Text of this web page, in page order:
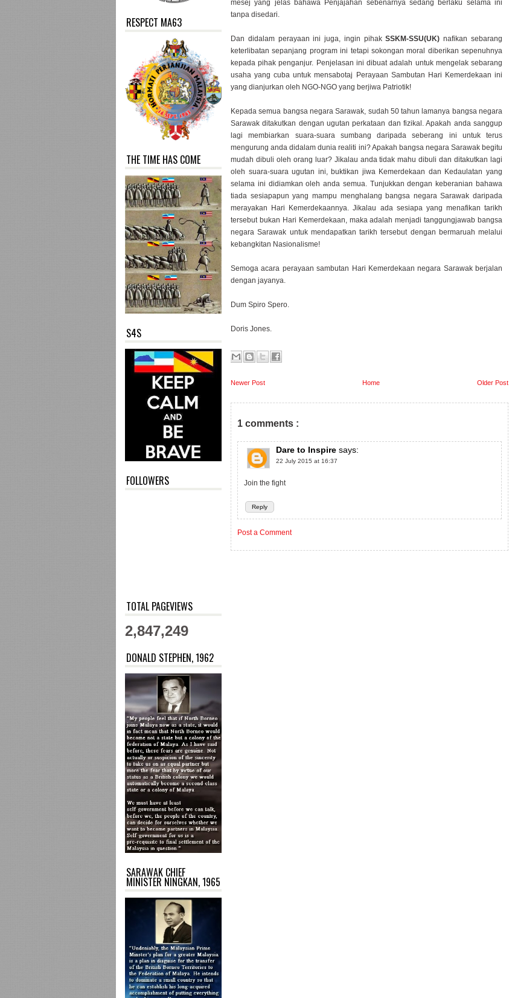
RESPECT MA63
THE TIME HAS COME
S4S
FOLLOWERS
TOTAL PAGEVIEWS
2,847,249
DONALD STEPHEN, 1962
SARAWAK CHIEF
MINISTER NINGKAN, 1965
mesej yang jelas bahawa Penjajahan sebenarnya sedang berlaku selama ini
tanpa disedari.
Dan didalam perayaan ini juga, ingin pihakSSKM-SSU(UK)nafikan sebarang
keterlibatan sepanjang program ini tetapi sokongan moral diberikan sepenuhnya
kepada pihak penganjur. Penjelasan ini dibuat adalah untuk mengelak sebarang
usaha yang cuba untuk mensabotaj Perayaan Sambutan Hari Kemerdekaan ini
yang dianjurkan oleh NGO-NGO yang berjiwa Patriotik!
Kepada semua bangsa negara Sarawak, sudah 50 tahun lamanya bangsa negara
Sarawak ditakutkan dengan ugutan perkataan dan fizikal. Apakah anda sanggup
lagi membiarkan suara-suara sumbang daripada seberang ini untuk terus
mengurung anda didalam dunia realiti ini? Apakah bangsa negara Sarawak begitu
mudah dibuli oleh orang luar? Jikalau anda tidak mahu dibuli dan ditakutkan lagi
oleh suara-suara ugutan ini, buktikan jiwa Kemerdekaan dan Kedaulatan yang
selama ini didiamkan oleh anda semua. Tunjukkan dengan keberanian bahawa
tiada sesiapapun yang mampu menghalang bangsa negara Sarawak daripada
merayakan Hari Kemerdekaannya. Jikalau ada sesiapa yang menafikan tarikh
tersebut bukan Hari Kemerdekaan, maka adalah menjadi tanggungjawab bangsa
negara Sarawak untuk mendapatkan tarikh tersebut dengan bermaruah melalui
kebangkitan Nasionalisme!
Semoga acara perayaan sambutan Hari Kemerdekaan negara Sarawak berjalan
dengan jayanya.
Dum Spiro Spero.
Doris Jones.
Newer Post Older Post
Home
1 comments :
Dare to Inspire says:
22 July 2015 at 16:37
Reply
Join the fight
Post a Comment